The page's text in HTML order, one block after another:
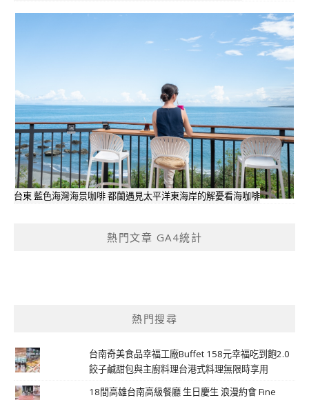
台東 藍色海灣海景咖啡 都蘭遇見太平洋東海岸的解憂看海咖啡
熱門文章 GA4統計
熱門搜尋
台南奇美食品幸福工廠Buffet 158元幸福吃到飽2.0
餃子鹹甜包與主廚料理台港式料理無限時享用
18間高雄台南高級餐廳 生日慶生 浪漫約會 Fine